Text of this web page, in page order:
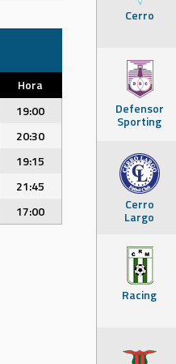
Hora
19:00
20:30
19:15
21:45
17:00
Cerro
Defensor
Sporting
Cerro
Largo
Racing